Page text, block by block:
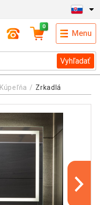
Vyhľadať
0
Menu
Kúpeľňa Zrkadlá